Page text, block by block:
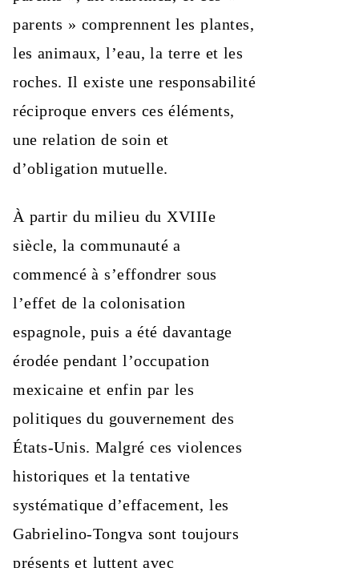
parents » comprennent les plantes,
les animaux, l’eau, la terre et les
roches. Il existe une responsabilité
réciproque envers ces éléments,
une relation de soin et
d’obligation mutuelle.
À partir du milieu du XVIIIe
siècle, la communauté a
commencé à s’effondrer sous
l’effet de la colonisation
espagnole, puis a été davantage
érodée pendant l’occupation
mexicaine et enfin par les
politiques du gouvernement des
États‑Unis. Malgré ces violences
historiques et la tentative
systématique d’effacement, les
Gabrielino‑Tongva sont toujours
présents et luttent avec